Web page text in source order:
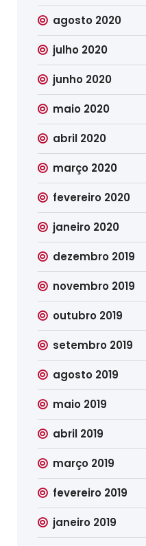
agosto 2020
julho 2020
junho 2020
maio 2020
abril 2020
março 2020
fevereiro 2020
janeiro 2020
dezembro 2019
novembro 2019
outubro 2019
setembro 2019
agosto 2019
maio 2019
abril 2019
março 2019
fevereiro 2019
janeiro 2019